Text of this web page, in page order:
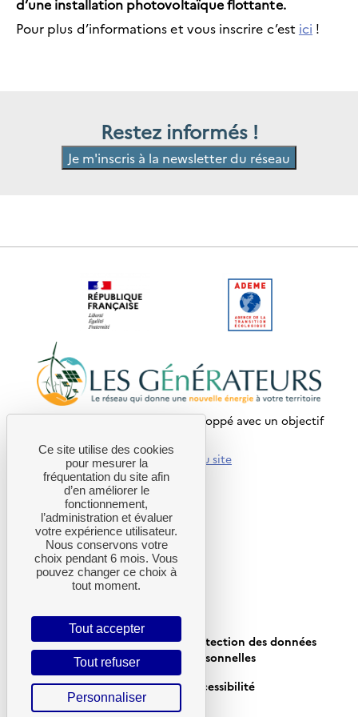
d’une installation photovoltaïque flottante.
Pour plus d’informations et vous inscrire c’est ici !
Restez informés !
Je m'inscris à la newsletter du réseau
Ce site internet a été pensé et développé avec un objectif
En savoir plus sur l’écoconception du site
LIENS UTILES
Agenda
Projets accompagnés
Politique de cookies
Écoconception
Plan du site
Mentions légales
Protection des données
personnelles
Accessibilité
Ce site utilise des cookies
pour mesurer la
fréquentation du site afin
d’en améliorer le
fonctionnement,
l’administration et évaluer
votre expérience utilisateur.
Nous conservons votre
choix pendant 6 mois. Vous
pouvez changer ce choix à
tout moment.
Tout accepter
Tout refuser
Personnaliser